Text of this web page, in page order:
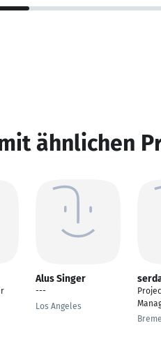
ähnlichen
Alus Singer
---
Los Angeles